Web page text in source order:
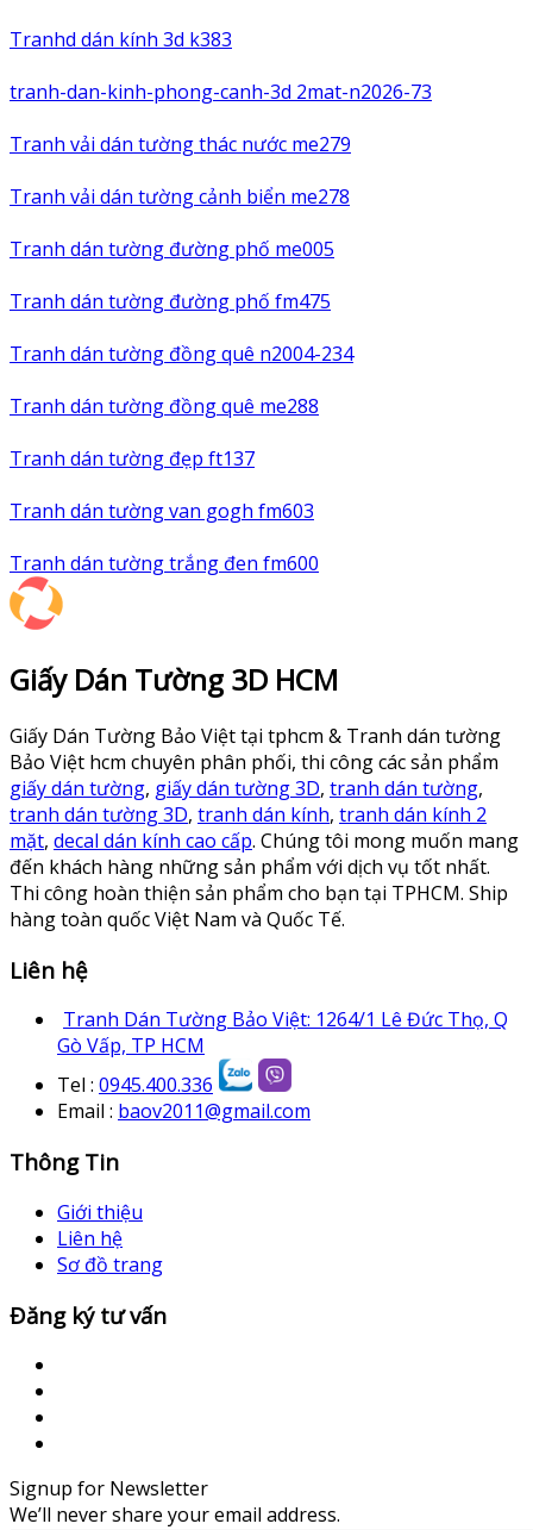
Tranhd dán kính 3d k383
tranh-dan-kinh-phong-canh-3d 2mat-n2026-73
Tranh vải dán tường thác nước me279
Tranh vải dán tường cảnh biển me278
Tranh dán tường đường phố me005
Tranh dán tường đường phố fm475
Tranh dán tường đồng quê n2004-234
Tranh dán tường đồng quê me288
Tranh dán tường đẹp ft137
Tranh dán tường van gogh fm603
Tranh dán tường trắng đen fm600
Giấy Dán Tường 3D HCM
Giấy Dán Tường Bảo Việt tại tphcm & Tranh dán tường
Bảo Việt hcm chuyên phân phối, thi công các sản phẩm
giấy dán tường, giấy dán tường 3D, tranh dán tường,
tranh dán tường 3D, tranh dán kính, tranh dán kính 2
mặt, decal dán kính cao cấp. Chúng tôi mong muốn mang
đến khách hàng những sản phẩm với dịch vụ tốt nhất.
Thi công hoàn thiện sản phẩm cho bạn tại TPHCM. Ship
hàng toàn quốc Việt Nam và Quốc Tế.
Liên hệ
Tranh Dán Tường Bảo Việt: 1264/1 Lê Đức Thọ, Q
Gò Vấp, TP HCM
Tel : 0945.400.336
Email : baov2011@gmail.com
Thông Tin
Giới thiệu
Liên hệ
Sơ đồ trang
Đăng ký tư vấn
Signup for Newsletter
We’ll never share your email address.